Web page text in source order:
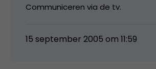
Communiceren via de tv.
15 september 2005 om 11:59